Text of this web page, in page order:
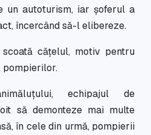
un autoturism, iar șoferul a
încercând să-l elibereze.
cățelul, motiv pentru
pompierilor.
echipajul de
să demonteze mai multe
în cele din urmă, pompierii